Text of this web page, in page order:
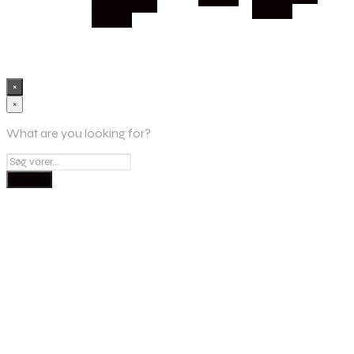
×
×
What are you looking for?